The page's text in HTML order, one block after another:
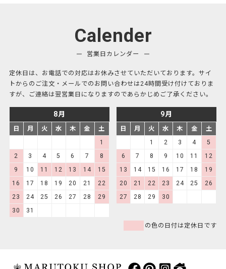
Calender
営業日カレンダー
定休日は、お電話での対応はお休みさせていただいております。サイ
トからのご注文・メールでのお問い合わせは24時間受け付けておりま
すが、ご連絡は翌営業日になりますのであらかじめご了承ください。
8月
日 月 火 水 木 金
土
1
2
3 4 5 6 7
8
9
10 11 12 13 14
15
16
17 18 19 20 21
22
23
24 25 26 27 28
29
30
31
9月
日 月 火 水 木 金
土
1
2 3 4
5
6
7 8 9 10 11
12
13
14 15 16 17 18
19
20
21 22 23 24 25
26
27
28 29 30
の色の日付は定休日です